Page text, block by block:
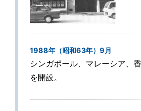
1988年（昭和63年）9月
シンガポール、マレーシア、
を開設。